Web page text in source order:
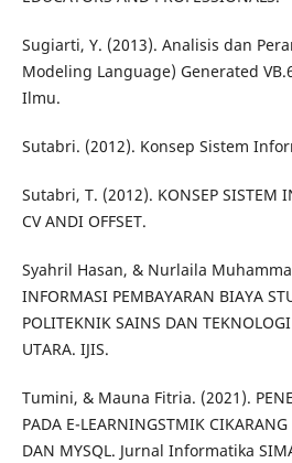
Sugiarti, Y. (2013). Analisis dan
Modeling Language) Generated
Ilmu.
Sutabri. (2012). Konsep Sistem
Sutabri, T. (2012). KONSEP SISTEM
CV ANDI OFFSET.
Syahril Hasan, & Nurlaila
INFORMASI PEMBAYARAN BIAYA
POLITEKNIK SAINS DAN
UTARA. IJIS.
Tumini, & Mauna Fitria. (2021).
PADA E-LEARNINGSTMIK
DAN MYSQL. Jurnal Informatika